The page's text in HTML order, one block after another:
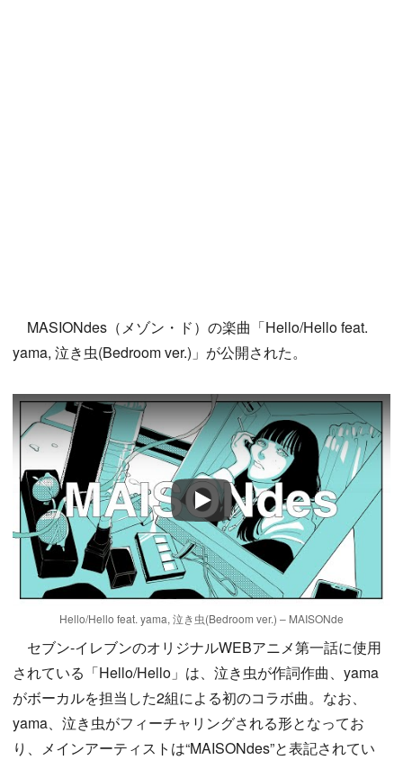
MASIONdes（メゾン・ド）の楽曲「Hello/Hello feat.
yama, 泣き虫(Bedroom ver.)」が公開された。
Play
Hello/Hello feat. yama, 泣き虫(Bedroom ver.) – MAISONde
セブン-イレブンのオリジナルWEBアニメ第一話に使用
されている「Hello/Hello」は、泣き虫が作詞作曲、yama
がボーカルを担当した2組による初のコラボ曲。なお、
yama、泣き虫がフィーチャリングされる形となってお
り、メインアーティストは“MAISONdes”と表記されてい